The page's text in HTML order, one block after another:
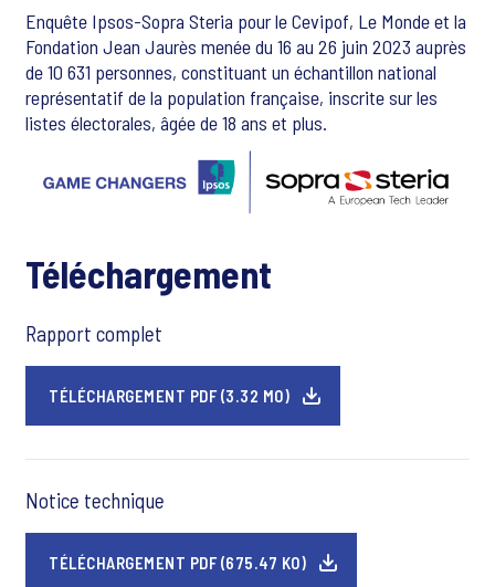
Enquête Ipsos-Sopra Steria pour le Cevipof, Le Monde et la
Fondation Jean Jaurès menée du 16 au 26 juin 2023 auprès
de 10 631 personnes, constituant un échantillon national
représentatif de la population française, inscrite sur les
listes électorales, âgée de 18 ans et plus.
Téléchargement
Rapport complet
TÉLÉCHARGEMENT PDF (3.32 MO)
Notice technique
TÉLÉCHARGEMENT PDF (675.47 KO)